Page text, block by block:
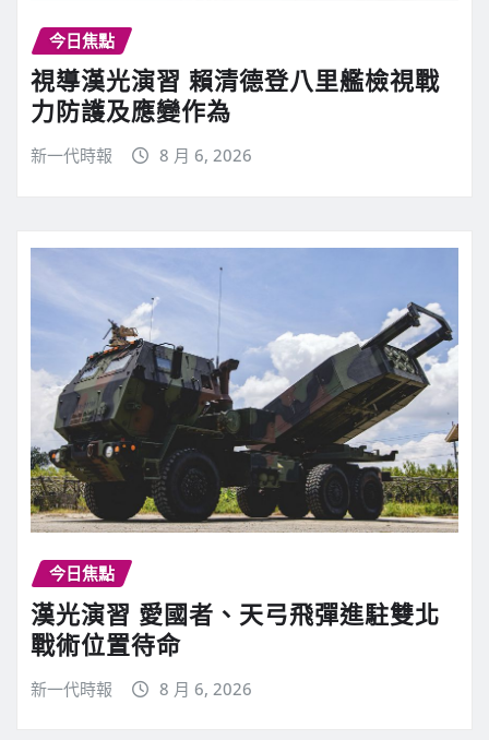
今日焦點
視導漢光演習 賴清德登八里艦檢視戰
力防護及應變作為
新一代時報 8 月 6, 2026
今日焦點
漢光演習 愛國者、天弓飛彈進駐雙北
戰術位置待命
新一代時報 8 月 6, 2026